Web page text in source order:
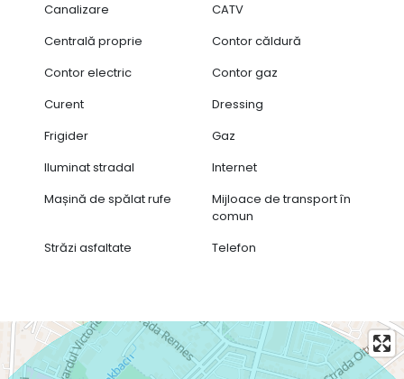
Canalizare
CATV
Centrală proprie
Contor căldură
Contor electric
Contor gaz
Curent
Dressing
Frigider
Gaz
Iluminat stradal
Internet
Mașină de spălat rufe
Mijloace de transport în
comun
Străzi asfaltate
Telefon